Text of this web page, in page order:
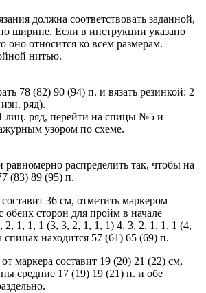
должна соответствовать заданной,
ширине. Если в инструкции указано
оно относится ко всем размерам.
нитью.
78 (82) 90 (94) п. и вязать резинкой: 2
ряд).
лиц. ряд, перейти на спицы №5 и
узором по схеме.
распределить так, чтобы на
(83) 89 (95) п.
36 см, отметить маркером
обеих сторон для пройм в начале
2, 1, 1, 1 (3, 3, 2, 1, 1, 1) 4, 3, 2, 1, 1, 1 (4,
находится 57 (61) 65 (69) п.
маркера составит 19 (20) 21 (22) см,
средние 17 (19) 19 (21) п. и обе